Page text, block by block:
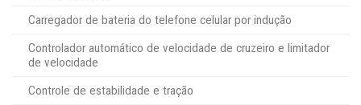
Carregador de bateria do telefone celular por indução
Controlador automático de velocidade de cruzeiro e limitador
de velocidade
Controle de estabilidade e tração